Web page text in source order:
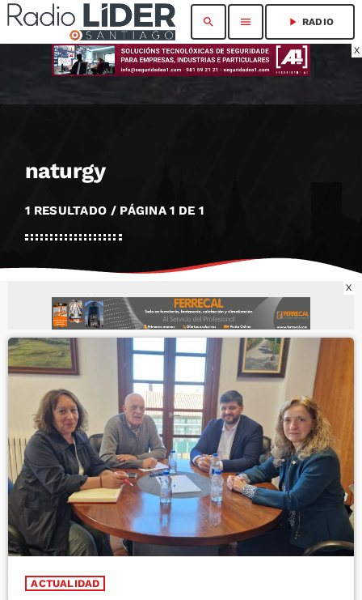
X
search menu play_arrow RADIO
naturgy
1 RESULTADO / PÁGINA 1 DE 1
X
ACTUALIDAD